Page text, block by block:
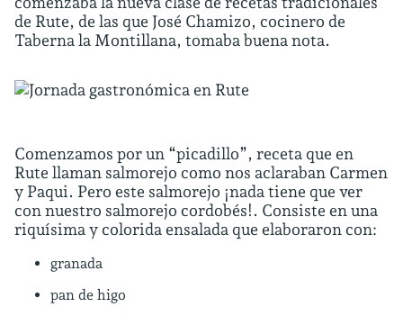
de Rute, de las que José Chamizo, cocinero de
Taberna la Montillana, tomaba buena nota.
Comenzamos por un “picadillo”, receta que en
Rute llaman salmorejo como nos aclaraban Carmen
y Paqui. Pero este salmorejo ¡nada tiene que ver
con nuestro salmorejo cordobés!. Consiste en una
riquísima y colorida ensalada que elaboraron con:
granada
pan de higo